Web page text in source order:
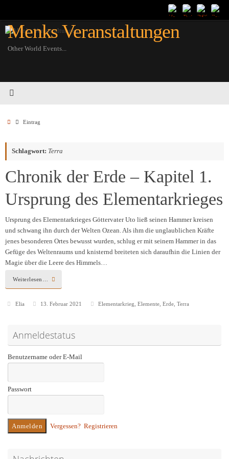
springen
Menks Veranstaltungen
Other World Events...
Startseite
Eintrag
Schlagwort: Terra
Chronik der Erde – Kapitel 1.
Ursprung des Elementarkrieges
Ursprung des Elementarkrieges Göttervater Uto ließ seinen Hammer kreisen
und schwang ihn durch der Welten Ozean. Als ihm die unglaublichen Kräfte
jenes besonderen Ortes bewusst wurden, schlug er mit seinem Hammer in das
Gefüge des Weltenraums und knisternd breiteten sich daraufhin die Linien der
Magie über die Leere des Himmels…
Weiterlesen…
Elia 13. Februar 2021 Elementarkrieg Elemente, Erde, Terra
Anmeldestatus
Benutzername oder E-Mail
Passwort
Vergessen? Registrieren